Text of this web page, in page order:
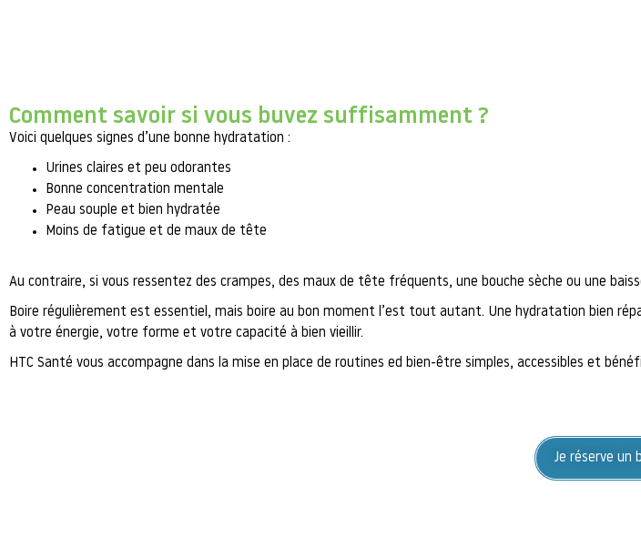
Comment savoir si vous buvez suffisamment ?
Voici quelques signes d’une bonne hydratation :
Urines claires et peu odorantes
Bonne concentration mentale
Peau souple et bien hydratée
Moins de fatigue et de maux de tête
Au contraire, si vous ressentez des crampes, des maux de tête fréquents, une bouche sèche ou une
Boire régulièrement est essentiel, mais boire au bon moment l’est tout autant. Une hydratation bien
à votre énergie, votre forme et votre capacité à bien vieillir.
HTC Santé vous accompagne dans la mise en place de routines ed bien-être simples, accessibles et
Je réserve un